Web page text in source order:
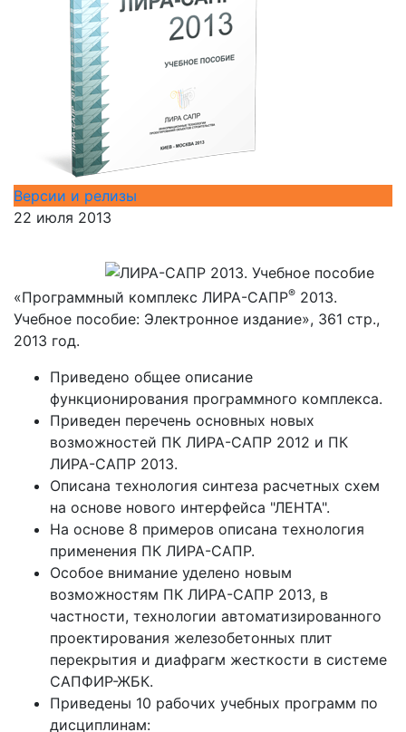
Версии и релизы
22 июля 2013
«Программный комплекс ЛИРА-САПР® 2013.
Учебное пособие: Электронное издание», 361 стр.,
2013 год.
Приведено общее описание
функционирования программного комплекса.
Приведен перечень основных новых
возможностей ПК ЛИРА-САПР 2012 и ПК
ЛИРА-САПР 2013.
Описана технология синтеза расчетных схем
на основе нового интерфейса "ЛЕНТА".
На основе 8 примеров описана технология
применения ПК ЛИРА-САПР.
Особое внимание уделено новым
возможностям ПК ЛИРА-САПР 2013, в
частности, технологии автоматизированного
проектирования железобетонных плит
перекрытия и диафрагм жесткости в системе
САПФИР-ЖБК.
Приведены 10 рабочих учебных программ по
дисциплинам: